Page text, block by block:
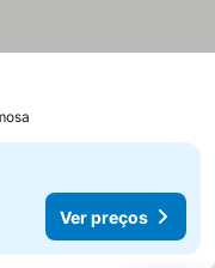
preços
Ver preços